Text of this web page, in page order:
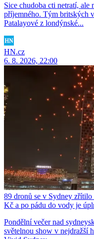
Sice chudoba cti netratí,
příjemného. Tým britských
Patalayové z londýnské...
HN.cz
6. 8. 2026, 22:00
89 dronů se v Sydney
Kč a po pádu do vody je
Pondělní večer nad
světelnou show v nejdražší